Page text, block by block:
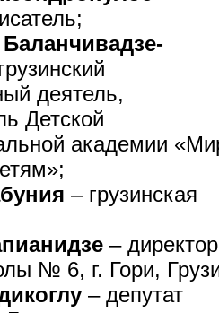
деятель,
Детской
академии
– грузинская
– директор
№ 6, г. Гори,
– депутат